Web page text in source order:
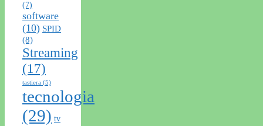
(7)
software
(10) SPID
(8)
Streaming
(17)
tastiera (5)
tecnologia
(29) tv